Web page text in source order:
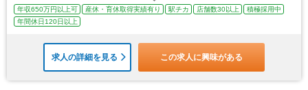
年収650万円以上可 産休・育休取得実績有り 駅チカ 店舗数30以上
積極採用中
年間休日120日以上
求人の詳細を見る この求人に興味がある